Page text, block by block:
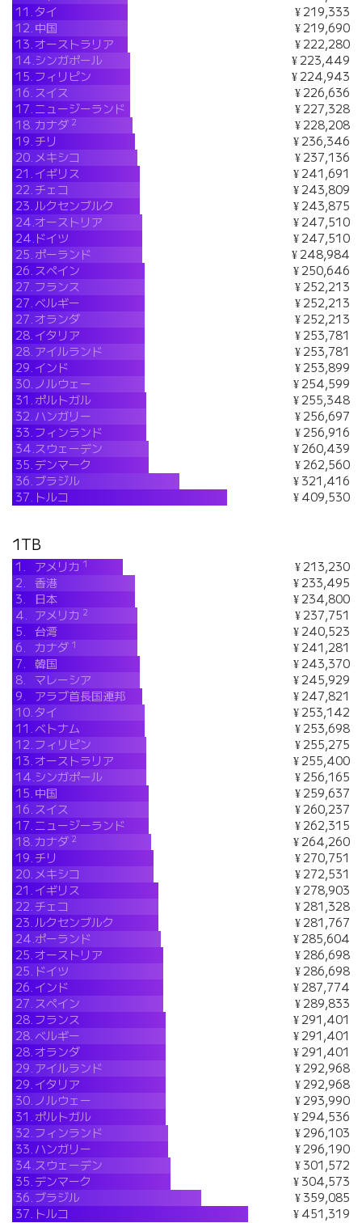
11.タイ
¥ 219,333
12. 中国
¥ 219,690
13.オーストラリア
¥ 222,280
14.シンガポール
¥ 223,449
15. フィリピン
¥ 224,943
16. スイス
¥ 226,636
17. ニュージーランド
¥ 227,328
18. カナダ 2
¥ 228,208
19.チリ
¥ 236,346
20. メキシコ
¥ 237,136
21. イギリス
¥ 241,691
22.チェコ
¥ 243,809
23.ルクセンブルク
¥ 243,875
24.オーストリア
¥ 247,510
24. ドイツ
¥ 247,510
25. ポーランド
¥ 248,984
26. スペイン
¥ 250,646
27. フランス
¥ 252,213
27.ベルギー
¥ 252,213
27.オランダ
¥ 252,213
28. イタリア
¥ 253,781
28. アイルランド
¥ 253,781
29. インド
¥ 253,899
30. ノルウェー
¥ 254,599
31. ポルトガル
¥ 255,348
32. ハンガリー
¥ 256,697
33. フィンランド
¥ 256,916
34.スウェーデン
¥ 260,439
35.デンマーク
¥ 262,560
36. ブラジル
¥ 321,416
37. トルコ ¥ 409,530
1TB
1. アメリカ 1
¥ 213,230
2.
香港
¥ 233,495
3.
日本
¥ 234,800
4.
アメリカ 2
¥ 237,751
5.
台湾
¥ 240,523
6.
カナダ 1
¥ 241,281
7.
韓国
¥ 243,370
8.
マレーシア
¥ 245,929
9.
アラブ首長国連邦
¥ 247,821
10.タイ
¥ 253,142
11.ベトナム
¥ 253,698
12. フィリピン
¥ 255,275
13.オーストラリア
¥ 255,400
14.シンガポール
¥ 256,165
15. 中国
¥ 259,637
16. スイス
¥ 260,237
17. ニュージーランド
¥ 262,315
18. カナダ 2
¥ 264,260
19.チリ
¥ 270,751
20. メキシコ
¥ 272,531
21. イギリス
¥ 278,903
22.チェコ
¥ 281,328
23.ルクセンブルク
¥ 281,767
24.ポーランド
¥ 285,604
25.オーストリア
¥ 286,698
25. ドイツ
¥ 286,698
26. インド
¥ 287,774
27. スペイン
¥ 289,833
28. フランス
¥ 291,401
28.ベルギー
¥ 291,401
28.オランダ
¥ 291,401
29. アイルランド
¥ 292,968
29. イタリア
¥ 292,968
30. ノルウェー
¥ 293,990
31. ポルトガル
¥ 294,536
32. フィンランド
¥ 296,103
33. ハンガリー
¥ 296,190
34.スウェーデン
¥ 301,572
35.デンマーク
¥ 304,573
36. ブラジル
¥ 359,085
37. トルコ ¥ 451,319